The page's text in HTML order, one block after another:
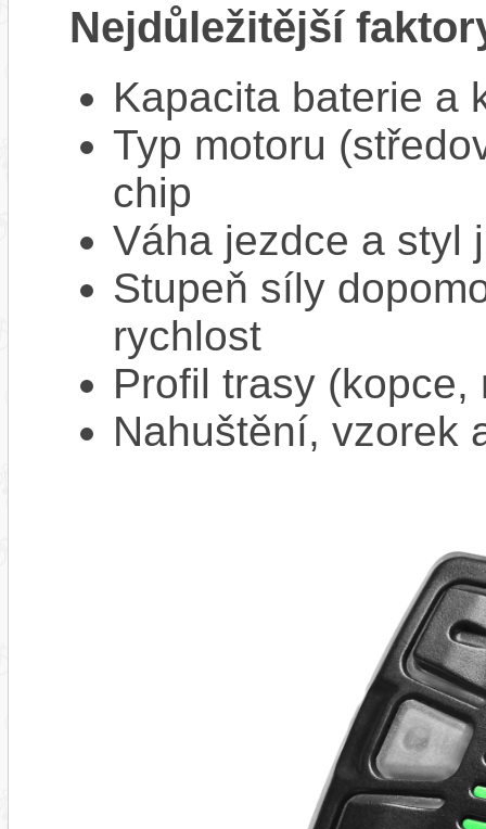
Nejdůležitější
Kapacita baterie a
Typ motoru
chip
Váha jezdce a styl
Stupeň síly
rychlost
Profil trasy
Nahuštění, vzorek